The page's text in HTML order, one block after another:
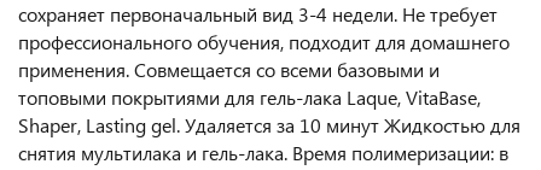
сохраняет первоначальный вид 3-4 недели. Не требует
профессионального обучения, подходит для домашнего
применения. Совмещается со всеми базовыми и
топовыми покрытиями для гель-лака Laque, VitaBase,
Shaper, Lasting gel. Удаляется за 10 минут Жидкостью для
снятия мультилака и гель-лака. Время полимеризации: в